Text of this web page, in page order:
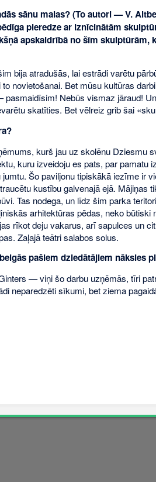
sānu malas? (To autori — V.
pieredze ar iznīcinātām
apskaidrībā no šīm skulptūrām,
bija atradušās, lai estrādi varētu
novietošanai. Bet mūsu kultūras
Nebūs vismaz jāraud!
skatīties. Bet vēlreiz grib šai
kurš jau uz skolēnu Dziesmu
kuru izveidoju es pats, par
Šo paviljonu tipiskākā iezīme ir
kustību galvenajā ejā. Mājiņas
Tas nodega, un līdz šim parka
arhitektūras pēdas, neko
rīkot deju vakarus, arī sapulces un
Zaļajā teātri salabos solus.
pašiem dziedātājiem nāksies
— viņi šo darbu uzņēmās, tīri
neparedzēti sīkumi, bet ziema